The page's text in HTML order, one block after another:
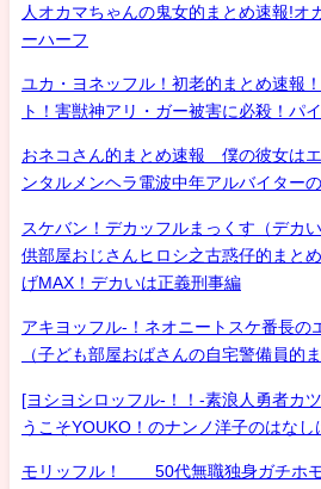
人オカマちゃんの鬼女的まとめ速報!オ
ーハーフ
ユカ・ヨネッフル！初老的まとめ速報
ト！害獣神アリ・ガー被害に必殺！パ
おネコさん的まとめ速報 僕の彼女は
ンタルメンヘラ電波中年アルバイター
スケバン！デカッフルまっくす（デカ
供部屋おじさんヒロシ之古惑仔的まと
げMAX！デカいは正義刑事編
アキヨッフル-！ネオニートスケ番長の
（子ども部屋おばさんの自宅警備員的
[ヨシヨシロッフル-！！-素浪人勇者カ
うこそYOUKO！のナンノ洋子のはなし
モリッフル！ 50代無職独身ガチホモ